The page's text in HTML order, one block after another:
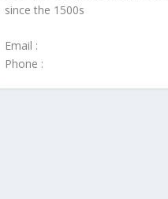
since the 1500s
Email :
Phone :